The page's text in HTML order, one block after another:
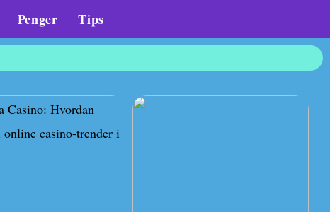
Penger Tips